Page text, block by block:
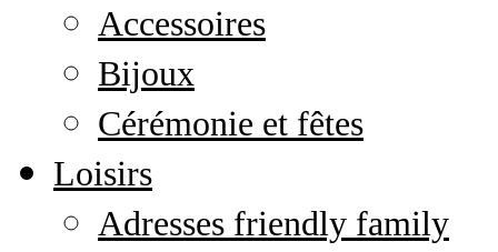
Accessoires
Bijoux
Cérémonie et fêtes
Loisirs
Adresses friendly family